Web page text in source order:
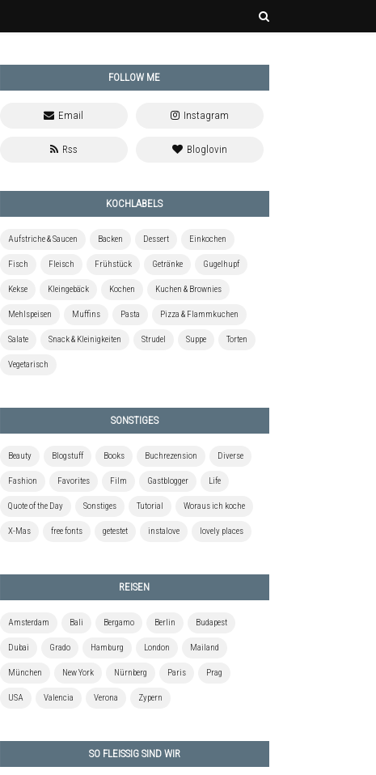
FOLLOW ME
KOCHLABELS
Aufstriche & Saucen Backen Dessert Einkochen
Fisch Fleisch Frühstück Getränke Gugelhupf
Kekse Kleingebäck Kochen Kuchen & Brownies
Mehlspeisen Muffins Pasta Pizza & Flammkuchen
Salate Snack & Kleinigkeiten Strudel Suppe Torten
Vegetarisch
SONSTIGES
Beauty Blogstuff Books Buchrezension Diverse
Fashion Favorites Film Gastblogger Life
Quote of the Day Sonstiges Tutorial Woraus ich koche
X-Mas free fonts getestet instalove lovely places
REISEN
Amsterdam Bali Bergamo Berlin Budapest
Dubai Grado Hamburg London Mailand
München New York Nürnberg Paris Prag
USA Valencia Verona Zypern
SO FLEISSIG SIND WIR